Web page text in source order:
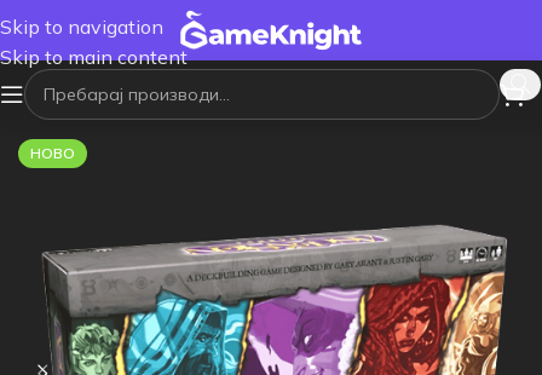
Skip to navigation
Skip to main content
НОВО